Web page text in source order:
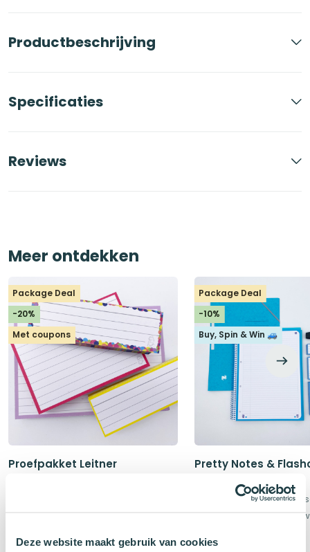
Deze website maakt gebruik van cookies
Productbeschrijving
Specificaties
Reviews
Meer ontdekken
Package Deal
-20%
Met coupons
Proefpakket Leitner
12,40 Oorspronkelijke
€9,92 Huidige
Package Deal
-10%
Buy, Spin & Win 🚙
Pretty Notes &
Dreamteam voor
Blauw Papier &
€21,25